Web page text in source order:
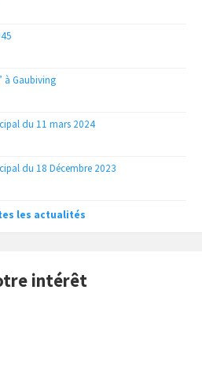
à Gaubiving
du 11 mars 2024
du 18 Décembre 2023
les actualités
intérêt